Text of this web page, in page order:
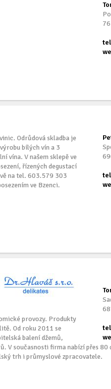
Odrůdová skladba je
bílých vín a 3
vína. V našem sklepě ve
řízených degustací
na tel. 603.579 303
ve Bzenci.
provozy. Produkty
Od roku 2011 se
balení džemů,
V současnosti firma nabízí přes
trh i průmyslové zpracovatele.